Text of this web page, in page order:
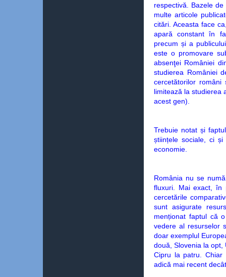
respectivă. Bazele
multe articole
citări. Aceasta face
apară constant în
precum și a
este o promovare
absenţei României
studierea României
cercetătorilor
limitează la studierea
acest gen).
Trebuie notat și
științele sociale, ci
economie.
România nu se
fluxuri. Mai exact, în
cercetările
sunt asigurate
menționat faptul că
vedere al resurselor
doar exemplul
două, Slovenia la opt,
Cipru la patru. Chiar
adică mai recent